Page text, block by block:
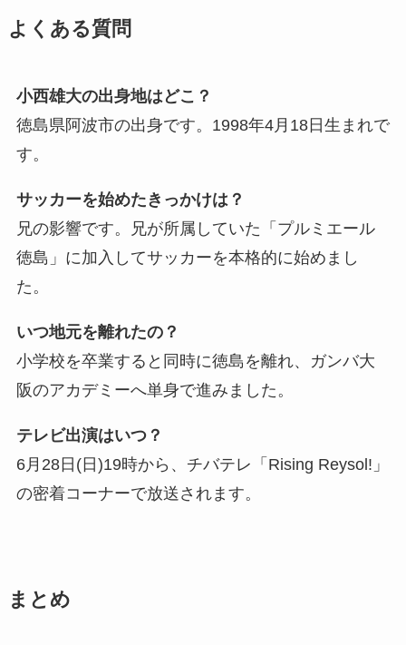
よくある質問
小西雄大の出身地はどこ？
徳島県阿波市の出身です。1998年4月18日生まれで
す。
サッカーを始めたきっかけは？
兄の影響です。兄が所属していた「プルミエール
徳島」に加入してサッカーを本格的に始めまし
た。
いつ地元を離れたの？
小学校を卒業すると同時に徳島を離れ、ガンバ大
阪のアカデミーへ単身で進みました。
テレビ出演はいつ？
6月28日(日)19時から、チバテレ「Rising Reysol!」
の密着コーナーで放送されます。
まとめ